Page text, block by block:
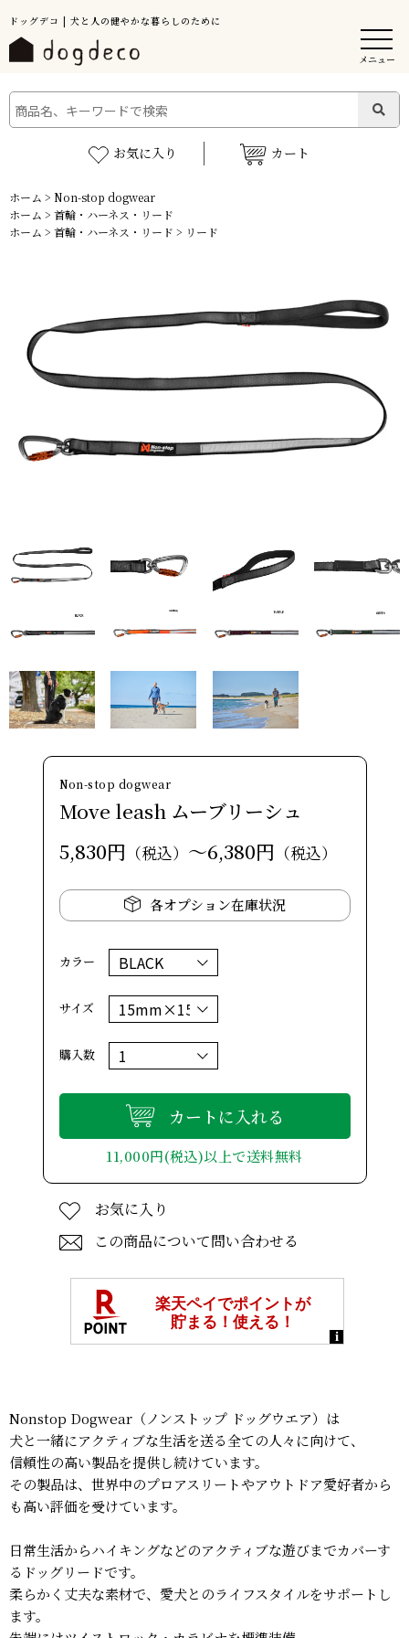
ドッグデコ | 犬と人の健やかな暮らしのために
メニュー
お気に入り カート
ホーム > Non-stop dogwear
ホーム > 首輪・ハーネス・リード
ホーム > 首輪・ハーネス・リード > リード
Non-stop dogwear
Move leash ムーブリーシュ
5,830円 （税込） ～6,380円 （税込）
各オプション在庫状況
カラー
サイズ
購入数
カートに入れる
11,000円(税込)以上で送料無料
お気に入り
この商品について問い合わせる
Nonstop Dogwear（ノンストップ ドッグウエア）は
犬と一緒にアクティブな生活を送る全ての人々に向けて、
信頼性の高い製品を提供し続けています。
その製品は、世界中のプロアスリートやアウトドア愛好者から
も高い評価を受けています。
日常生活からハイキングなどのアクティブな遊びまでカバーす
るドッグリードです。
柔らかく丈夫な素材で、愛犬とのライフスタイルをサポートし
ます。